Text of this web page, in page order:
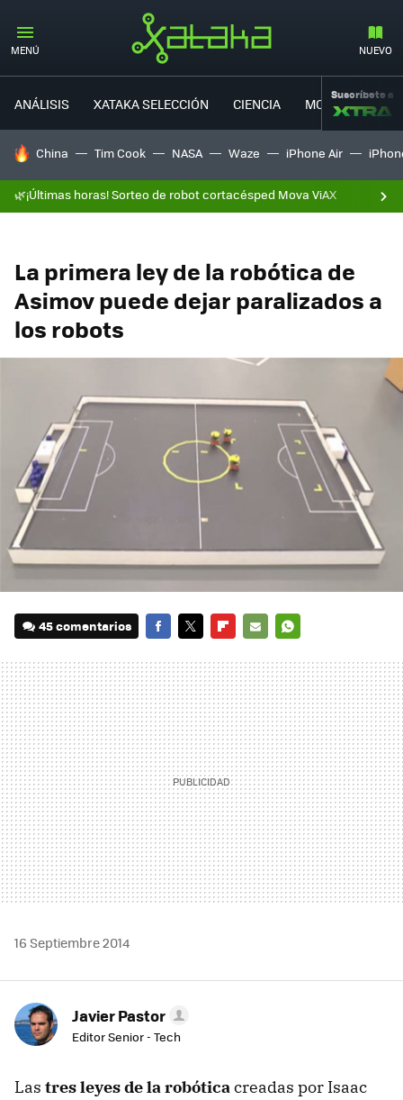
MENÚ NUEVO
ANÁLISIS XATAKA SELECCIÓN CIENCIA MOVILIDAD
Suscríbete a
HOY SE HABLA DE
China Tim Cook NASA Waze iPhone Air
🌿¡Últimas horas! Sorteo de robot cortacésped Mova ViAX
La primera ley de la robótica de
Asimov puede dejar paralizados a
los robots
45 comentarios
MAIL
16 Septiembre 2014
Javier Pastor
Editor Senior - Tech
Las tres leyes de la robóticacreadas por Isaac